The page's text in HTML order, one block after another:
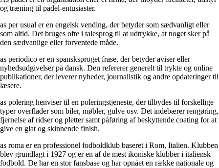
og træning til padel-entusiaster.
as per usual er en engelsk vending, der betyder som sædvanligt eller
som altid. Det bruges ofte i talesprog til at udtrykke, at noget sker på
den sædvanlige eller forventede måde.
as periodico er en spansksproget frase, der betyder aviser eller
nyhedsudgivelser på dansk. Den refererer generelt til trykte og online
publikationer, der leverer nyheder, journalistik og andre opdateringer til
læsere.
as polering henviser til en poleringstjeneste, der tilbydes til forskellige
typer overflader som biler, møbler, gulve osv. Det indebærer rengøring,
fjernelse af ridser og pletter samt påføring af beskyttende coating for at
give en glat og skinnende finish.
as roma er en professionel fodboldklub baseret i Rom, Italien. Klubben
blev grundlagt i 1927 og er en af de mest ikoniske klubber i italiensk
fodbold. De har en stor fansbase og har opnået en række nationale og